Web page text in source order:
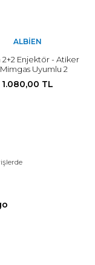
ALBIEN
Enjektör - Atiker
Uyumlu 2
1.080,00 TL